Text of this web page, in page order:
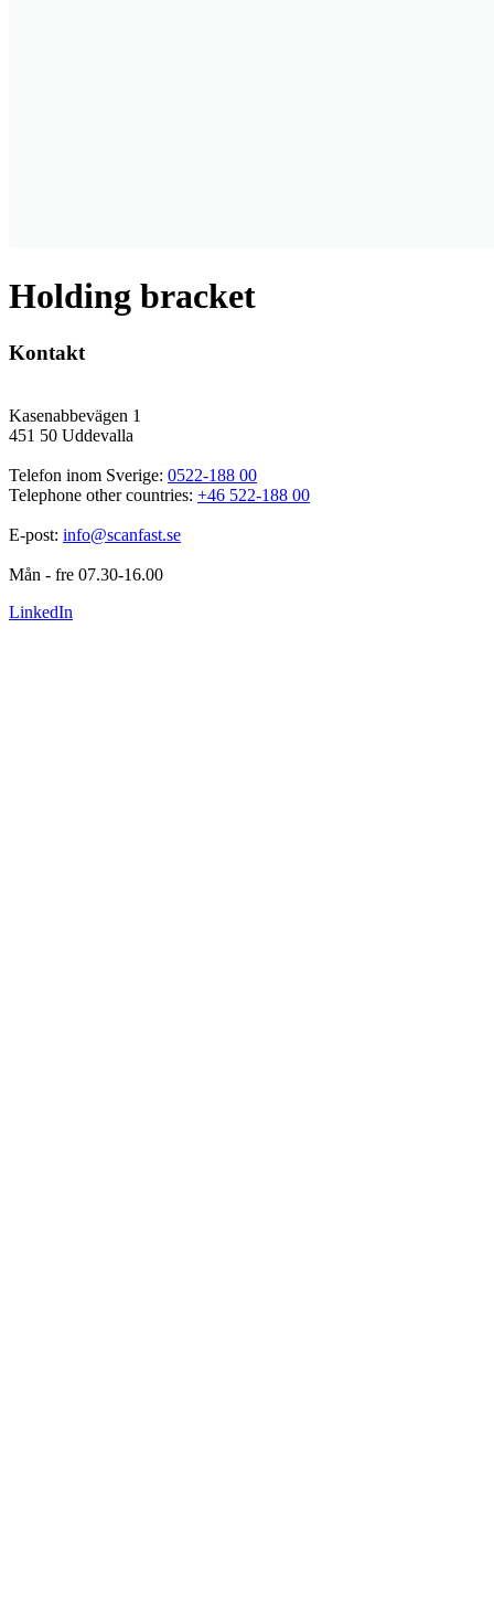
Holding bracket
Kontakt
Kasenabbevägen 1
451 50 Uddevalla
Telefon inom Sverige: 0522-188 00
Telephone other countries: +46 522-188 00
E-post: info@scanfast.se
Mån - fre 07.30-16.00
LinkedIn